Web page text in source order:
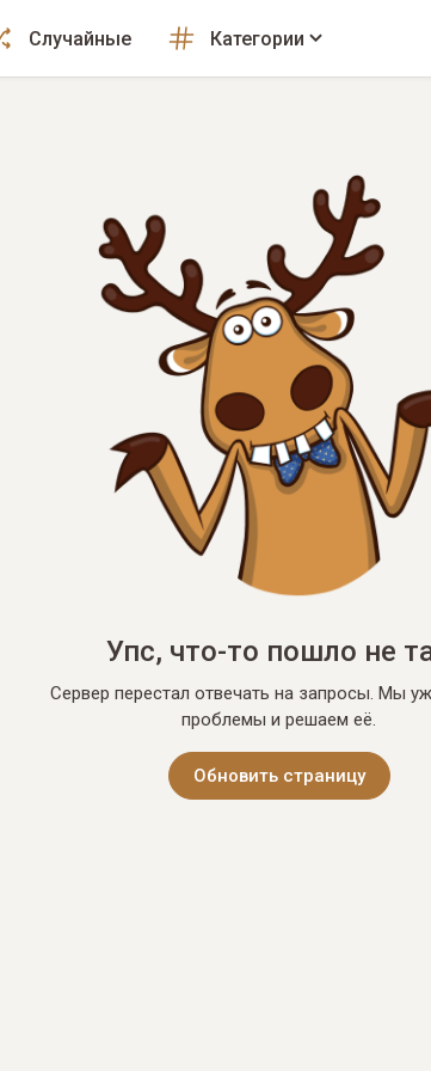
Случайные Категории
Упс, что-то пошло не
Сервер перестал отвечать на запросы. Мы
проблемы и решаем её.
Обновить страницу